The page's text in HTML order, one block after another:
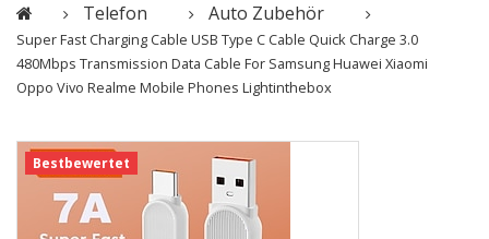
Telefon Auto Zubehör
Super Fast Charging Cable USB Type C Cable Quick Charge 3.0
480Mbps Transmission Data Cable For Samsung Huawei Xiaomi
Oppo Vivo Realme Mobile Phones Lightinthebox
Bestbewertet